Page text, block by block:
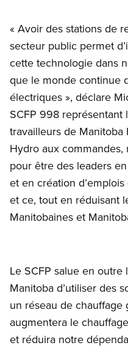
« Avoir des stations de
secteur public permet
cette technologie dans
que le monde continue
électriques », déclare
SCFP 998 représentant
travailleurs de
Hydro aux
pour être des leaders
et en création
et ce, tout en réduisant
Manitobaines et
Le SCFP salue en
Manitoba d’utiliser des
un réseau de
augmentera le
et réduira notre